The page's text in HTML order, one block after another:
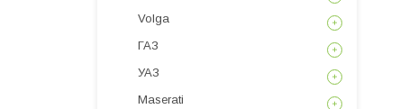
Volga
ГАЗ
УАЗ
Maserati